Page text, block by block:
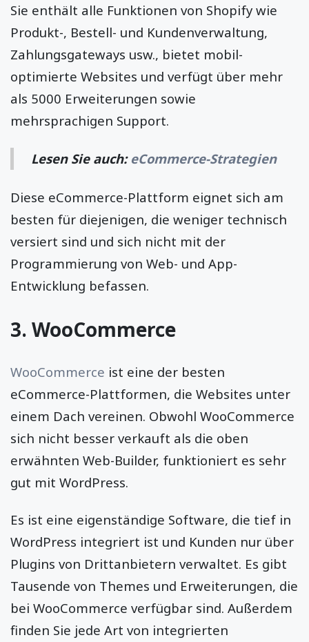
Sie enthält alle Funktionen von Shopify wie
Produkt-, Bestell- und Kundenverwaltung,
Zahlungsgateways usw., bietet mobil-
optimierte Websites und verfügt über mehr
als 5000 Erweiterungen sowie
mehrsprachigen Support.
Lesen Sie auch: eCommerce-Strategien
Diese eCommerce-Plattform eignet sich am
besten für diejenigen, die weniger technisch
versiert sind und sich nicht mit der
Programmierung von Web- und App-
Entwicklung befassen.
3. WooCommerce
WooCommerce ist eine der besten
eCommerce-Plattformen, die Websites unter
einem Dach vereinen. Obwohl WooCommerce
sich nicht besser verkauft als die oben
erwähnten Web-Builder, funktioniert es sehr
gut mit WordPress.
Es ist eine eigenständige Software, die tief in
WordPress integriert ist und Kunden nur über
Plugins von Drittanbietern verwaltet. Es gibt
Tausende von Themes und Erweiterungen, die
bei WooCommerce verfügbar sind. Außerdem
finden Sie jede Art von integrierten